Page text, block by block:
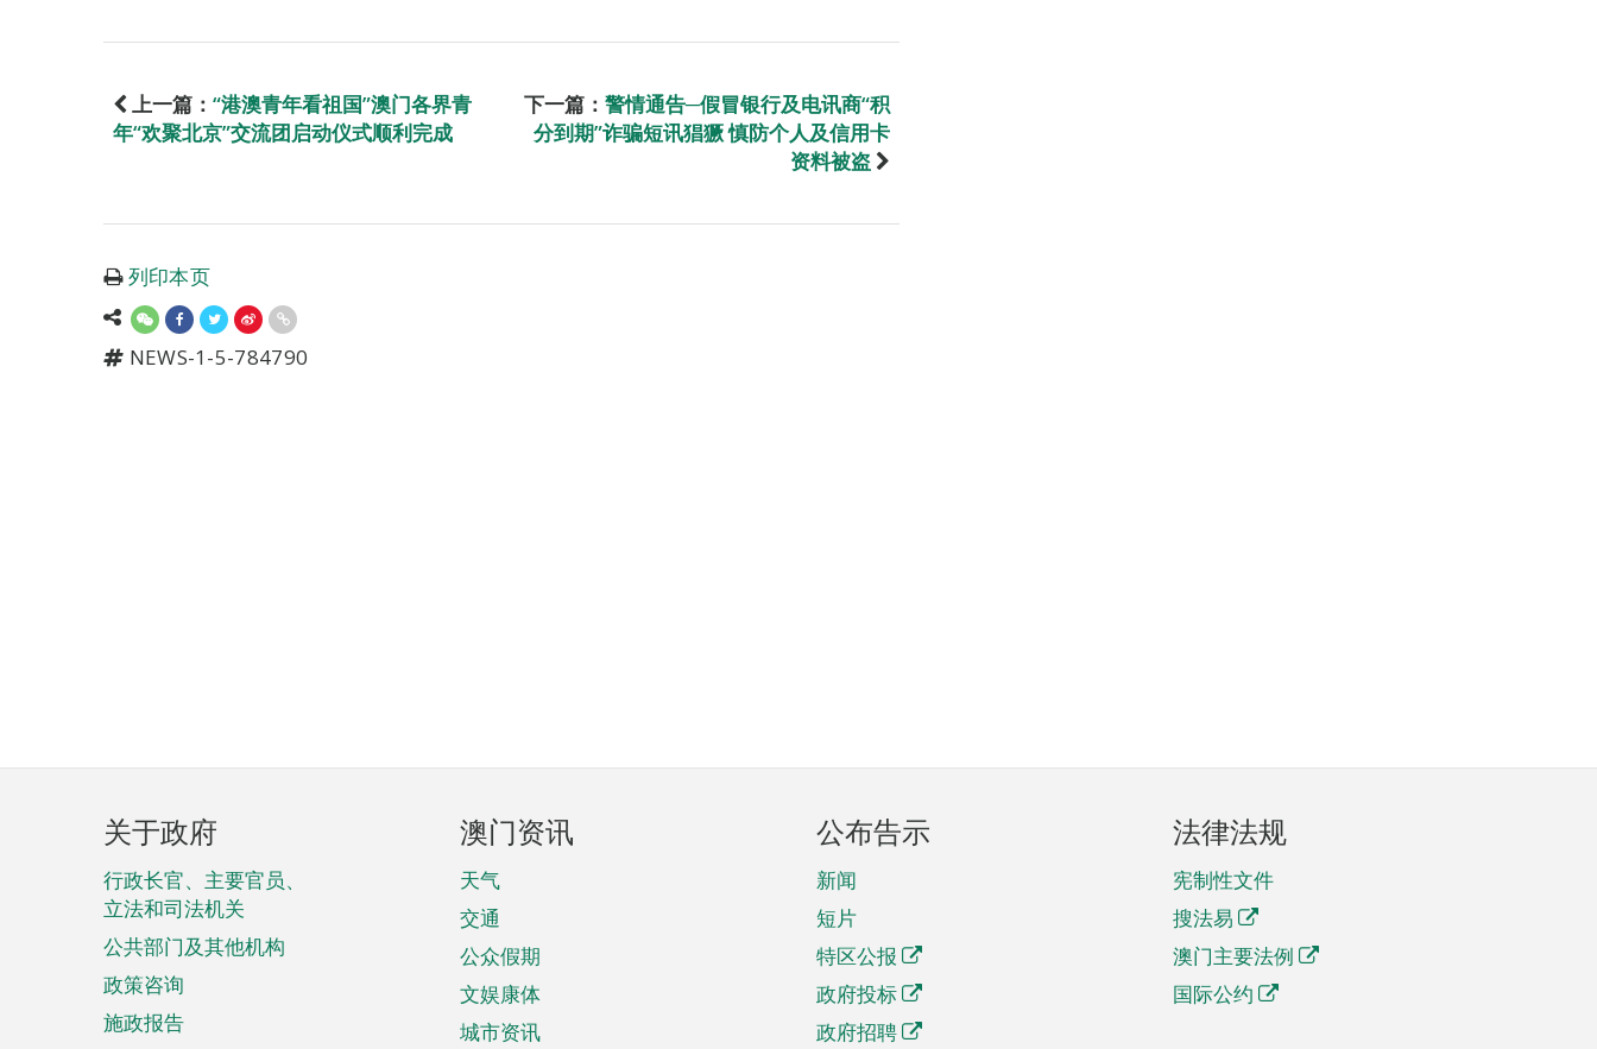
上一篇： “港澳青年看祖国”澳门各界青
年“欢聚北京”交流团启动仪式顺利完成
下一篇： 警情通告─假冒银行及电讯商“积
分到期”诈骗短讯猖獗 慎防个人及信用卡
资料被盗
列印本页
NEWS-1-5-784790
页
脚
菜
单
关于政府
行政长官、主要官员、
立法和司法机关
公共部门及其他机构
政策咨询
施政报告
澳门资讯
天气
交通
公众假期
文娱康体
城市资讯
公布告示
新闻
短片
特区公报
政府投标
政府招聘
法律法规
宪制性文件
搜法易
澳门主要法例
国际公约